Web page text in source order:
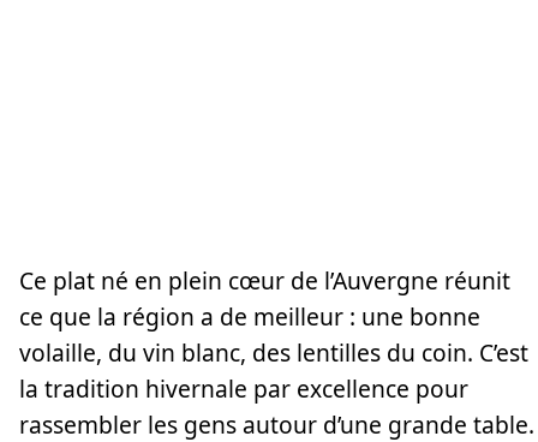
Ce plat né en plein cœur de l’Auvergne réunit
ce que la région a de meilleur : une bonne
volaille, du vin blanc, des lentilles du coin. C’est
la tradition hivernale par excellence pour
rassembler les gens autour d’une grande table.